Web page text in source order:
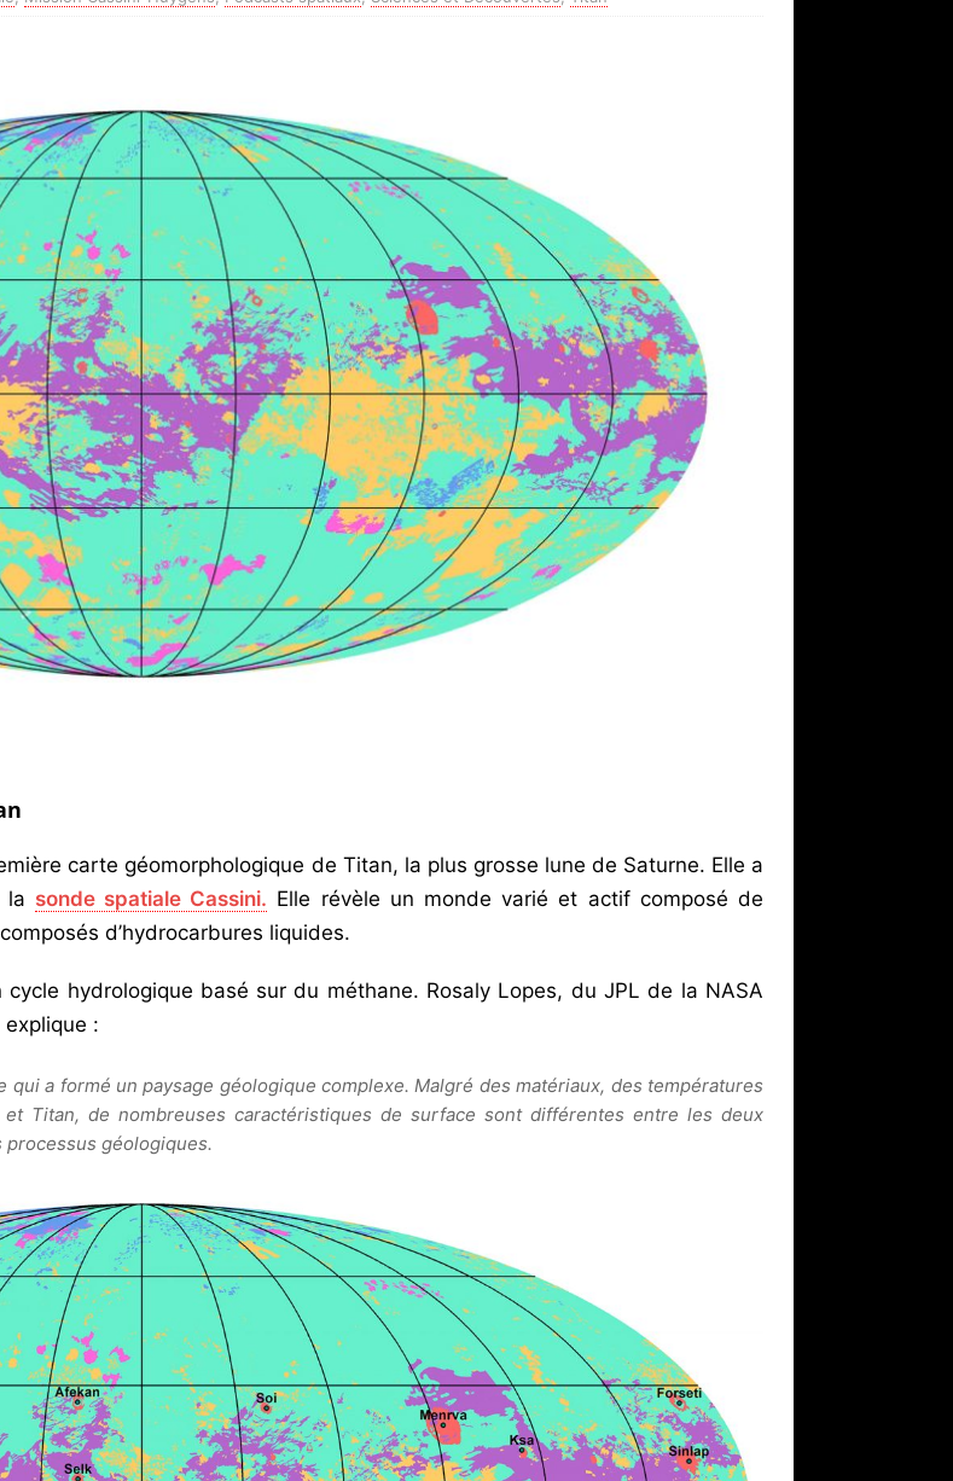
: Août 2026 ASTRONOMIE
ASTRONOMIE
le 27/08/2026 (VA270) ARIANE 6
carte géomorphologique de Titan, la plus grosse lune de Saturne. Elle a
la sonde spatiale Cassini. Elle révèle un monde varié et actif composé de
d’hydrocarbures liquides.
cycle hydrologique basé sur du méthane. Rosaly Lopes, du JPL de la NASA
:
a formé un paysage géologique complexe. Malgré des matériaux, des températures
Titan, de nombreuses caractéristiques de surface sont différentes entre les deux
géologiques.